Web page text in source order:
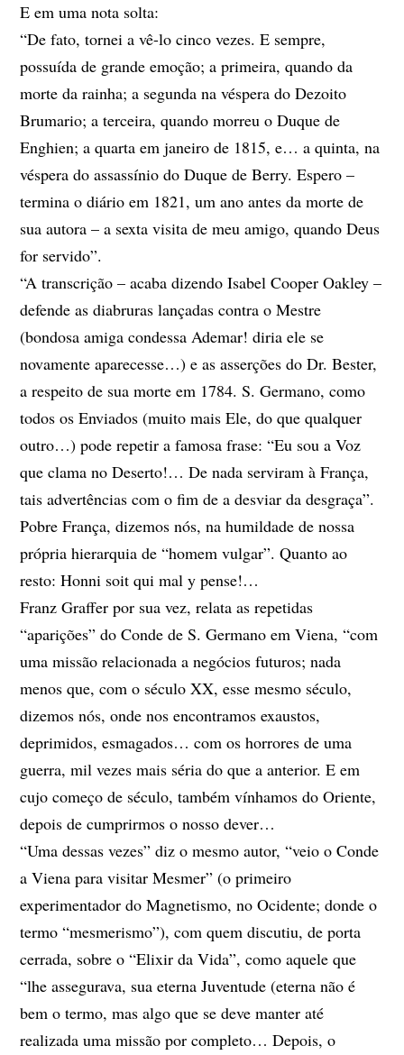
E em uma nota solta:
“De fato, tornei a vê-lo cinco vezes. E sempre,
possuída de grande emoção; a primeira, quando da
morte da rainha; a segunda na véspera do Dezoito
Brumario; a terceira, quando morreu o Duque de
Enghien; a quarta em janeiro de 1815, e… a quinta, na
véspera do assassínio do Duque de Berry. Espero –
termina o diário em 1821, um ano antes da morte de
sua autora – a sexta visita de meu amigo, quando Deus
for servido”.
“A transcrição – acaba dizendo Isabel Cooper Oakley –
defende as diabruras lançadas contra o Mestre
(bondosa amiga condessa Ademar! diria ele se
novamente aparecesse…) e as asserções do Dr. Bester,
a respeito de sua morte em 1784. S. Germano, como
todos os Enviados (muito mais Ele, do que qualquer
outro…) pode repetir a famosa frase: “Eu sou a Voz
que clama no Deserto!… De nada serviram à França,
tais advertências com o fim de a desviar da desgraça”.
Pobre França, dizemos nós, na humildade de nossa
própria hierarquia de “homem vulgar”. Quanto ao
resto: Honni soit qui mal y pense!…
Franz Graffer por sua vez, relata as repetidas
“aparições” do Conde de S. Germano em Viena, “com
uma missão relacionada a negócios futuros; nada
menos que, com o século XX, esse mesmo século,
dizemos nós, onde nos encontramos exaustos,
deprimidos, esmagados… com os horrores de uma
guerra, mil vezes mais séria do que a anterior. E em
cujo começo de século, também vínhamos do Oriente,
depois de cumprirmos o nosso dever…
“Uma dessas vezes” diz o mesmo autor, “veio o Conde
a Viena para visitar Mesmer” (o primeiro
experimentador do Magnetismo, no Ocidente; donde o
termo “mesmerismo”), com quem discutiu, de porta
cerrada, sobre o “Elixir da Vida”, como aquele que
“lhe assegurava, sua eterna Juventude (eterna não é
bem o termo, mas algo que se deve manter até
realizada uma missão por completo… Depois, o